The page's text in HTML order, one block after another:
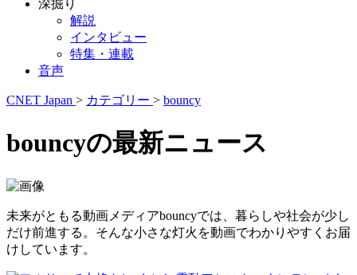
深掘り
解説
インタビュー
特集・連載
音声
CNET Japan > カテゴリー > bouncy
bouncyの最新ニュース
未来がともる動画メディアbouncyでは、暮らしや社会が少し
だけ前進する。そんな小さな灯火を動画でわかりやすくお届
けしています。